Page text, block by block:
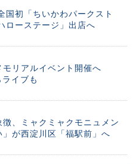
国初「ちいかわパークスト
ローステージ」出店へ
モリアルイベント開催へ
イブも
、ミャクミャクモニュメン
」が西淀川区「福駅前」へ